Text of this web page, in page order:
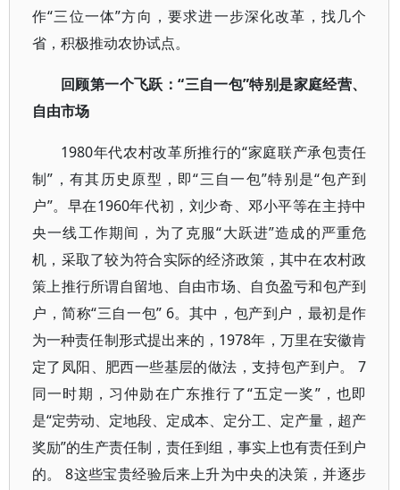
作“三位一体”方向，要求进一步深化改革，找几个
省，积极推动农协试点。
回顾第一个飞跃：“三自一包”特别是家庭经营、
自由市场
1980年代农村改革所推行的“家庭联产承包责任
制”，有其历史原型，即“三自一包”特别是“包产到
户”。早在1960年代初，刘少奇、邓小平等在主持中
央一线工作期间，为了克服“大跃进”造成的严重危
机，采取了较为符合实际的经济政策，其中在农村政
策上推行所谓自留地、自由市场、自负盈亏和包产到
户，简称“三自一包” 6。其中，包产到户，最初是作
为一种责任制形式提出来的，1978年，万里在安徽肯
定了凤阳、肥西一些基层的做法，支持包产到户。 7
同一时期，习仲勋在广东推行了“五定一奖”，也即
是“定劳动、定地段、定成本、定分工、定产量，超产
奖励”的生产责任制，责任到组，事实上也有责任到户
的。 8这些宝贵经验后来上升为中央的决策，并逐步